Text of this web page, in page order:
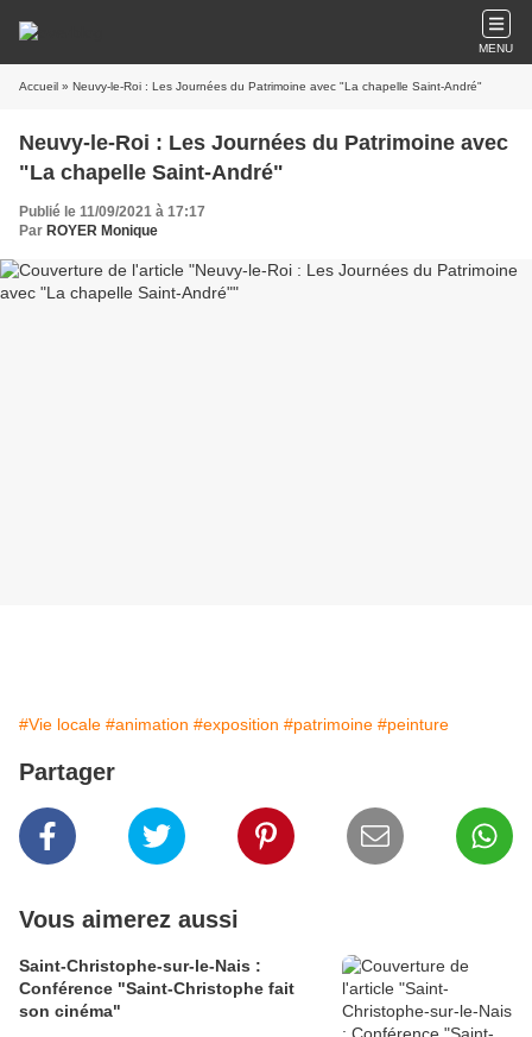
MENU
Accueil » Neuvy-le-Roi : Les Journées du Patrimoine avec "La chapelle Saint-André"
Neuvy-le-Roi : Les Journées du Patrimoine avec
"La chapelle Saint-André"
Publié le 11/09/2021 à 17:17
Par ROYER Monique
#Vie locale #animation #exposition #patrimoine #peinture
Partager
Vous aimerez aussi
Saint-Christophe-sur-le-Nais :
Conférence "Saint-Christophe fait
son cinéma"